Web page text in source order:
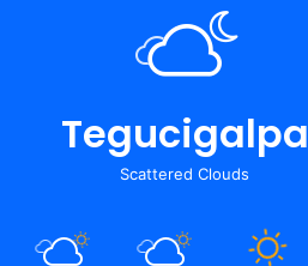
Tegucigalpa
Scattered Clouds